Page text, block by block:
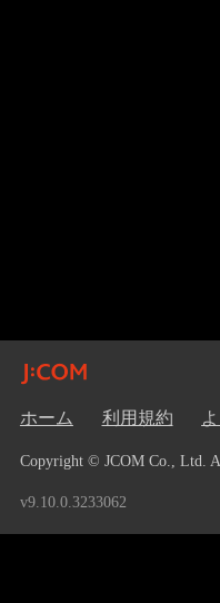
ホーム 利用規約
Copyright © JCOM Co., Ltd.
v9.10.0.3233062